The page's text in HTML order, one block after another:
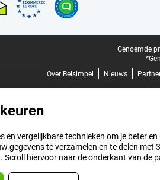
Genoemde
Over Belsimpel
Nieuws
en vergelijkbare technieken om je beter
gegevens te verzamelen en te delen
Scroll hiervoor naar de onderkant van de